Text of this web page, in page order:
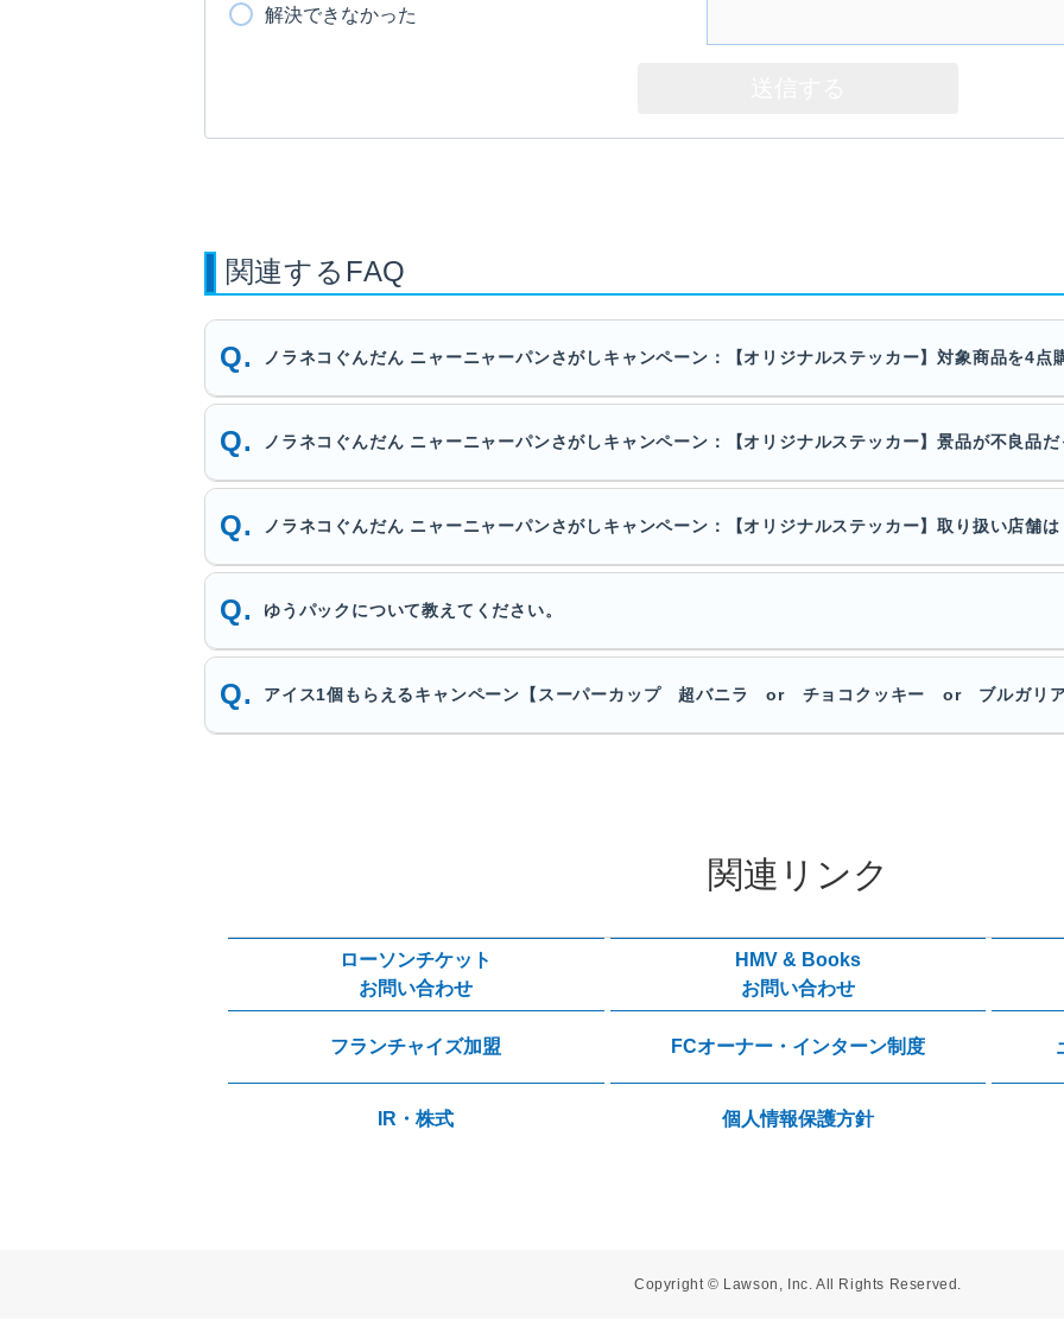
解決できなかった
関連するFAQ
ノラネコぐんだん ニャーニャーパンさがしキャンペーン：【オリジナルステッカー】対象商品を4点
ノラネコぐんだん ニャーニャーパンさがしキャンペーン：【オリジナルステッカー】景品が不良品だ
ノラネコぐんだん ニャーニャーパンさがしキャンペーン：【オリジナルステッカー】取り扱い店舗は
ゆうパックについて教えてください。
アイス1個もらえるキャンペーン【スーパーカップ 超バニラ or チョコクッキー or ブルガリ
関連リンク
ローソンチケット
お問い合わせ
HMV & Books
お問い合わせ
フランチャイズ加盟 FCオーナー・インターン制度
IR・株式 個人情報保護方針
Copyright © Lawson, Inc. All Rights Reserved.